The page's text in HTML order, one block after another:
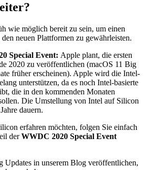
wie möglich bereit zu sein, um einen
neuen Plattformen zu gewährleisten.
Special Event: Apple plant, die ersten
2020 zu veröffentlichen (macOS 11 Big
früher erscheinen). Apple wird die Intel-
unterstützen, da es noch Intel-basierte
die in den kommenden Monaten
Die Umstellung von Intel auf Silicon
dauern.
erfahren möchten, folgen Sie einfach
derWWDC 2020 Special Event
Updates in unserem Blog veröffentlichen,